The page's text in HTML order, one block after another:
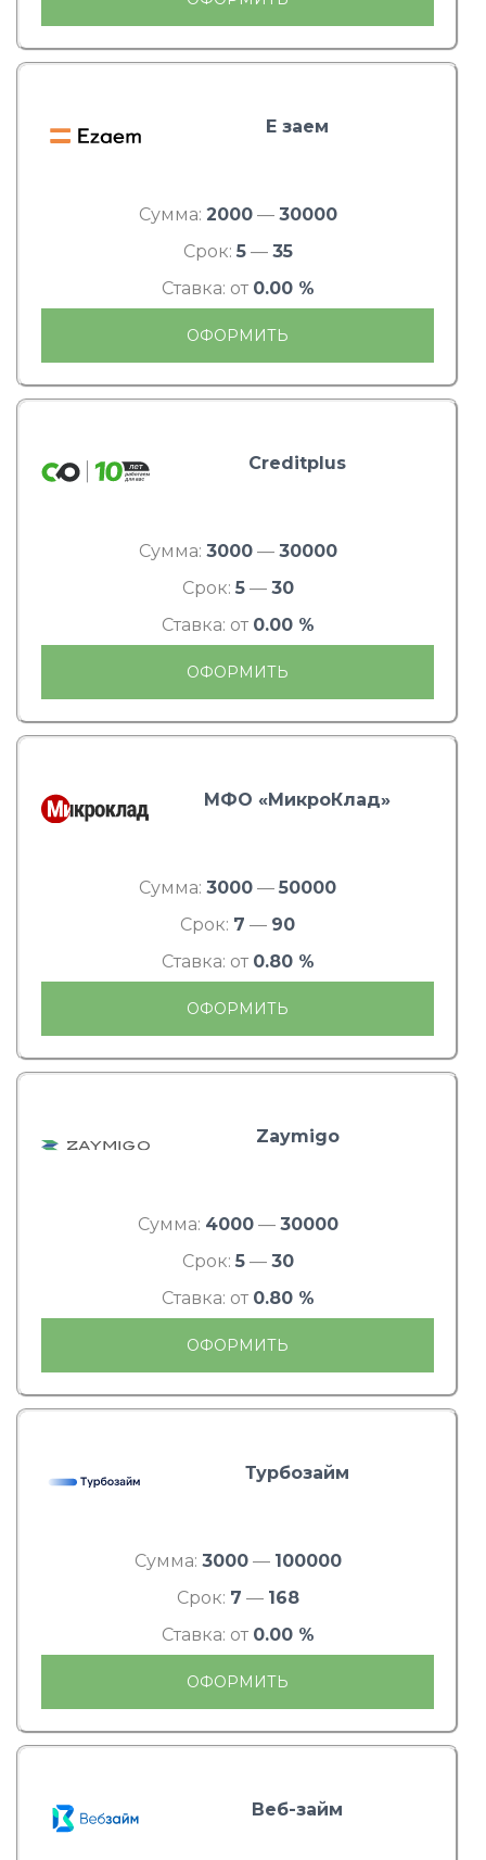
Е заем
Сумма: 2000— 30000
Срок: 5— 35
Ставка: от 0.00 %
ОФОРМИТЬ
Creditplus
Сумма: 3000— 30000
Срок: 5— 30
Ставка: от 0.00 %
ОФОРМИТЬ
МФО «МикроКлад»
Сумма: 3000 — 50000
Срок: 7 — 90
Ставка: от 0.80 %
ОФОРМИТЬ
Zaymigo
Сумма: 4000— 30000
Срок: 5— 30
Ставка: от 0.80 %
ОФОРМИТЬ
Турбозайм
Сумма: 3000— 100000
Срок: 7 — 168
Ставка: от 0.00 %
ОФОРМИТЬ
Веб-займ